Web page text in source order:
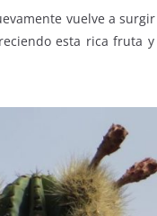
vuelve a
esta rica fruta